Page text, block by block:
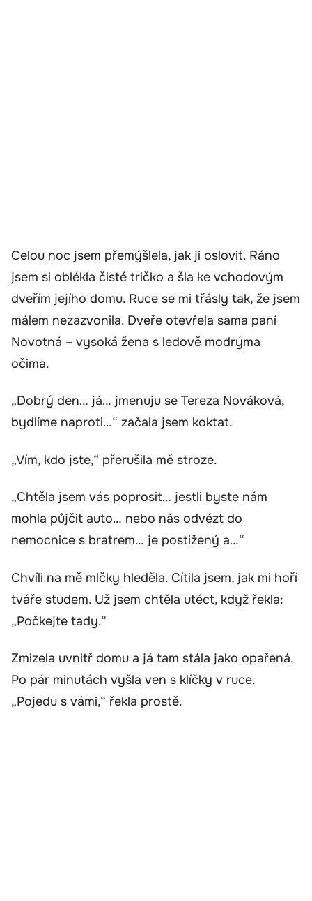
Celou noc jsem přemýšlela, jak ji oslovit. Ráno
jsem si oblékla čisté tričko a šla ke vchodovým
dveřím jejího domu. Ruce se mi třásly tak, že jsem
málem nezazvonila. Dveře otevřela sama paní
Novotná – vysoká žena s ledově modrýma
očima.
„Dobrý den… já… jmenuju se Tereza Nováková,
bydlíme naproti…“ začala jsem koktat.
„Vím, kdo jste,“ přerušila mě stroze.
„Chtěla jsem vás poprosit… jestli byste nám
mohla půjčit auto… nebo nás odvézt do
nemocnice s bratrem… je postižený a…“
Chvíli na mě mlčky hleděla. Cítila jsem, jak mi hoří
tváře studem. Už jsem chtěla utéct, když řekla:
„Počkejte tady.“
Zmizela uvnitř domu a já tam stála jako opařená.
Po pár minutách vyšla ven s klíčky v ruce.
„Pojedu s vámi,“ řekla prostě.